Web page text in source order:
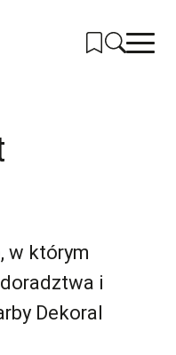
w którym
i
Dekoral